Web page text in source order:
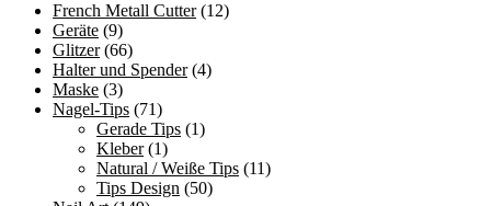
French Metall Cutter (12)
Geräte (9)
Glitzer (66)
Halter und Spender (4)
Maske (3)
Nagel-Tips (71)
Gerade Tips (1)
Kleber (1)
Natural / Weiße Tips (11)
Tips Design (50)